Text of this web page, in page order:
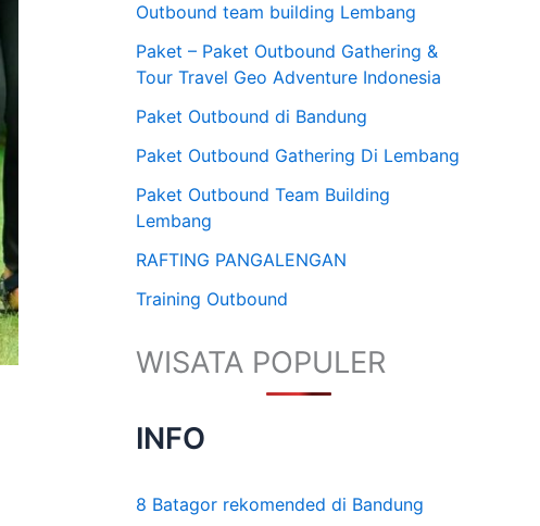
Outbound team building Lembang
Paket – Paket Outbound Gathering &
Tour Travel Geo Adventure Indonesia
Paket Outbound di Bandung
Paket Outbound Gathering Di Lembang
Paket Outbound Team Building
Lembang
RAFTING PANGALENGAN
Training Outbound
WISATA POPULER
INFO
8 Batagor rekomended di Bandung